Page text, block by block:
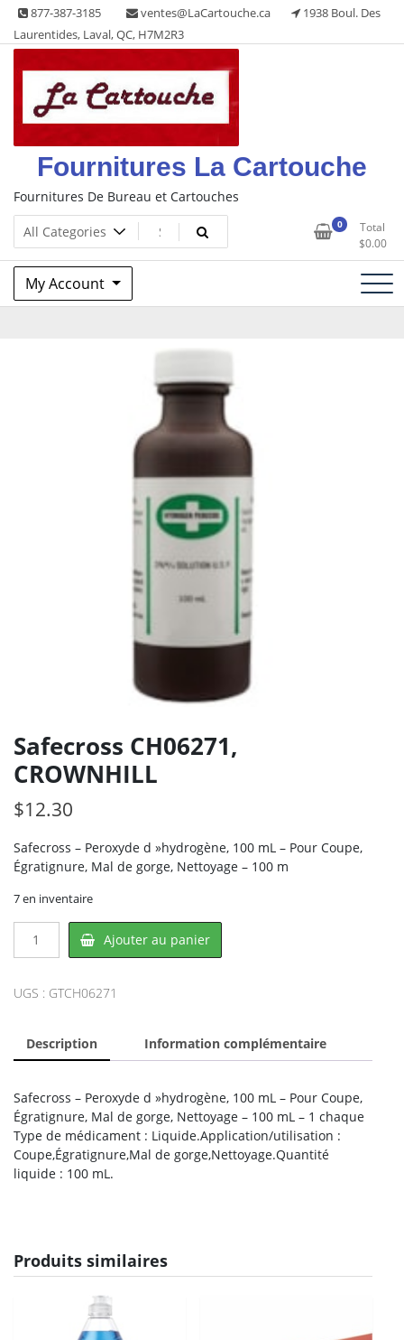
Skip
content
877-387-3185 ventes@LaCartouche.ca
1938 Boul. Des
Laurentides, Laval, QC, H7M2R3
Fournitures La Cartouche
Fournitures De Bureau et Cartouches
0
Total
$0.00
My Account
Safecross CH06271,
CROWNHILL
$12.30
Safecross – Peroxyde d »hydrogène, 100 mL – Pour Coupe,
Égratignure, Mal de gorge, Nettoyage – 100 m
7 en inventaire
CH06271,
Ajouter au panier
UGS : GTCH06271
Description Information complémentaire
Safecross – Peroxyde d »hydrogène, 100 mL – Pour Coupe,
Égratignure, Mal de gorge, Nettoyage – 100 mL – 1 chaque
Type de médicament : Liquide.Application/utilisation :
Coupe,Égratignure,Mal de gorge,Nettoyage.Quantité
liquide : 100 mL.
Produits similaires